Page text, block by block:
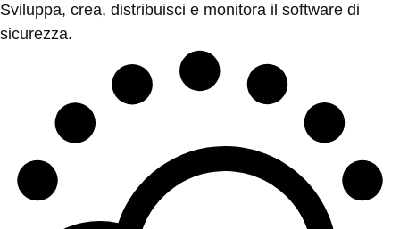
Sviluppa, crea, distribuisci e monitora il software di
sicurezza.